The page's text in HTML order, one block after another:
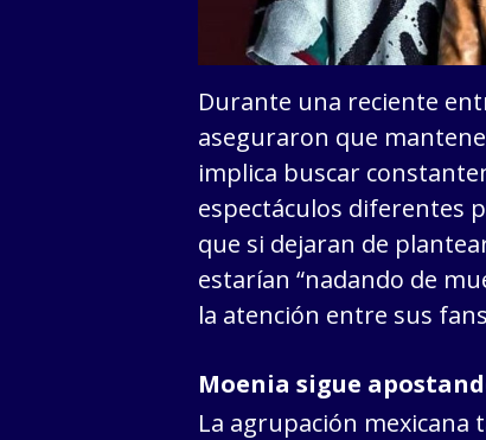
Durante una reciente
aseguraron que
implica buscar
espectáculos diferentes
que si dejaran de
estarían “nadando de
la atención entre sus
Moenia sigue
La agrupación